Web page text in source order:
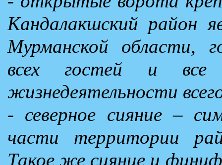
Кандалакшский район
Мурманской области,
всех гостей и все
жизнедеятельности
- северное сияние –
части территории
Такое же сияние и